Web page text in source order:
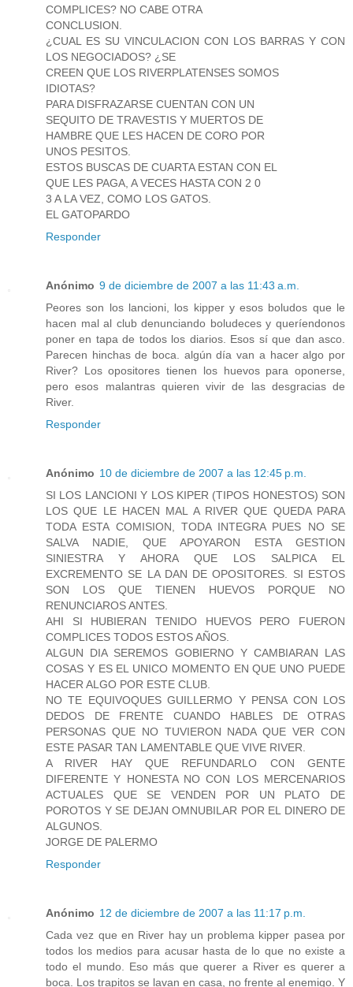
COMPLICES? NO CABE OTRA
CONCLUSION.
¿CUAL ES SU VINCULACION CON LOS BARRAS Y CON
LOS NEGOCIADOS? ¿SE
CREEN QUE LOS RIVERPLATENSES SOMOS
IDIOTAS?
PARA DISFRAZARSE CUENTAN CON UN
SEQUITO DE TRAVESTIS Y MUERTOS DE
HAMBRE QUE LES HACEN DE CORO POR
UNOS PESITOS.
ESTOS BUSCAS DE CUARTA ESTAN CON EL
QUE LES PAGA, A VECES HASTA CON 2 0
3 A LA VEZ, COMO LOS GATOS.
EL GATOPARDO
Responder
Anónimo 9 de diciembre de 2007 a las 11:43 a.m.
Peores son los lancioni, los kipper y esos boludos que le
hacen mal al club denunciando boludeces y queríendonos
poner en tapa de todos los diarios. Esos sí que dan asco.
Parecen hinchas de boca. algún día van a hacer algo por
River? Los opositores tienen los huevos para oponerse,
pero esos malantras quieren vivir de las desgracias de
River.
Responder
Anónimo 10 de diciembre de 2007 a las 12:45 p.m.
SI LOS LANCIONI Y LOS KIPER (TIPOS HONESTOS) SON
LOS QUE LE HACEN MAL A RIVER QUE QUEDA PARA
TODA ESTA COMISION, TODA INTEGRA PUES NO SE
SALVA NADIE, QUE APOYARON ESTA GESTION
SINIESTRA Y AHORA QUE LOS SALPICA EL
EXCREMENTO SE LA DAN DE OPOSITORES. SI ESTOS
SON LOS QUE TIENEN HUEVOS PORQUE NO
RENUNCIAROS ANTES.
AHI SI HUBIERAN TENIDO HUEVOS PERO FUERON
COMPLICES TODOS ESTOS AÑOS.
ALGUN DIA SEREMOS GOBIERNO Y CAMBIARAN LAS
COSAS Y ES EL UNICO MOMENTO EN QUE UNO PUEDE
HACER ALGO POR ESTE CLUB.
NO TE EQUIVOQUES GUILLERMO Y PENSA CON LOS
DEDOS DE FRENTE CUANDO HABLES DE OTRAS
PERSONAS QUE NO TUVIERON NADA QUE VER CON
ESTE PASAR TAN LAMENTABLE QUE VIVE RIVER.
A RIVER HAY QUE REFUNDARLO CON GENTE
DIFERENTE Y HONESTA NO CON LOS MERCENARIOS
ACTUALES QUE SE VENDEN POR UN PLATO DE
POROTOS Y SE DEJAN OMNUBILAR POR EL DINERO DE
ALGUNOS.
JORGE DE PALERMO
Responder
Anónimo 12 de diciembre de 2007 a las 11:17 p.m.
Cada vez que en River hay un problema kipper pasea por
todos los medios para acusar hasta de lo que no existe a
todo el mundo. Eso más que querer a River es querer a
boca. Los trapitos se lavan en casa, no frente al enemigo. Y